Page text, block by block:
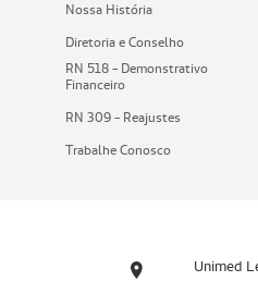
Nossa História
Diretoria e Conselho
RN 518 - Demonstrativo
Financeiro
RN 309 - Reajustes
Trabalhe Conosco
Unimed